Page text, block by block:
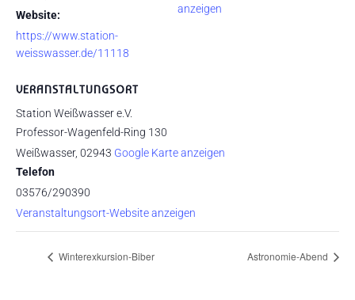
Website:
https://www.station-
weisswasser.de/11118
VERANSTALTUNGSORT
Station Weißwasser e.V.
Professor-Wagenfeld-Ring 130
Weißwasser, 02943 Google Karte anzeigen
Telefon
03576/290390
Veranstaltungsort-Website anzeigen
anzeigen
Winterexkursion-Biber Astronomie-Abend